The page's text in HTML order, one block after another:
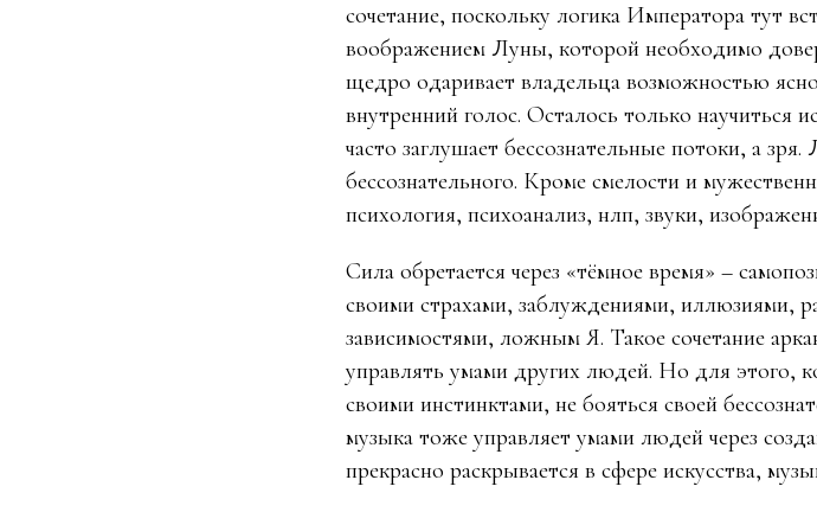
сочетание, поскольку логика Императора тут
воображением Луны, которой необходимо
щедро одаривает владельца возможностью
внутренний голос. Осталось только научиться
часто заглушает бессознательные потоки, а
бессознательного. Кроме смелости и
психология, психоанализ, нлп, звуки,
Сила обретается через «тёмное время» –
своими страхами, заблуждениями, иллюзиями,
зависимостями, ложным Я. Такое сочетание
управлять умами других людей. Но для этого,
своими инстинктами, не бояться своей
музыка тоже управляет умами людей через
прекрасно раскрывается в сфере искусства,